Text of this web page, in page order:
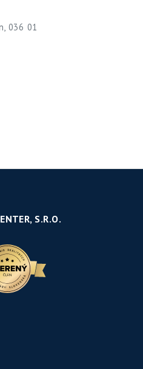
036 01
S.R.O.